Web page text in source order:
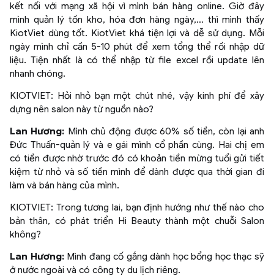
kết nối với mạng xã hội vì mình bán hàng online. Giờ đây
mình quản lý tồn kho, hóa đơn hàng ngày,… thì mình thấy
KiotViet dùng tốt. KiotViet khá tiện lợi và dễ sử dụng. Mỗi
ngày mình chỉ cần 5-10 phút để xem tổng thể rồi nhập dữ
liệu. Tiện nhất là có thể nhập từ file excel rồi update lên
nhanh chóng.
KIOTVIET: Hỏi nhỏ bạn một chút nhé, vậy kinh phí để xây
dựng nên salon này từ nguồn nào?
Lan Hương: Mình chủ động được 60% số tiền, còn lại anh
Đức Thuấn-quản lý và e gái mình cổ phần cùng. Hai chị em
có tiền được nhờ trước đó có khoản tiền mừng tuổi gửi tiết
kiệm từ nhỏ và số tiền mình để dành được qua thời gian đi
làm và bán hàng của mình.
KIOTVIET: Trong tương lai, bạn định hướng như thế nào cho
bản thân, có phát triển Hi Beauty thành một chuỗi Salon
không?
Lan Hương: Mình đang cố gắng dành học bổng học thạc sỹ
ở nước ngoài và có công ty du lịch riêng.